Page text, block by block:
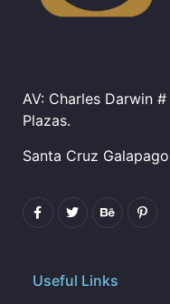
AV: Charles Darwin
Plazas.
Santa Cruz
Useful Links